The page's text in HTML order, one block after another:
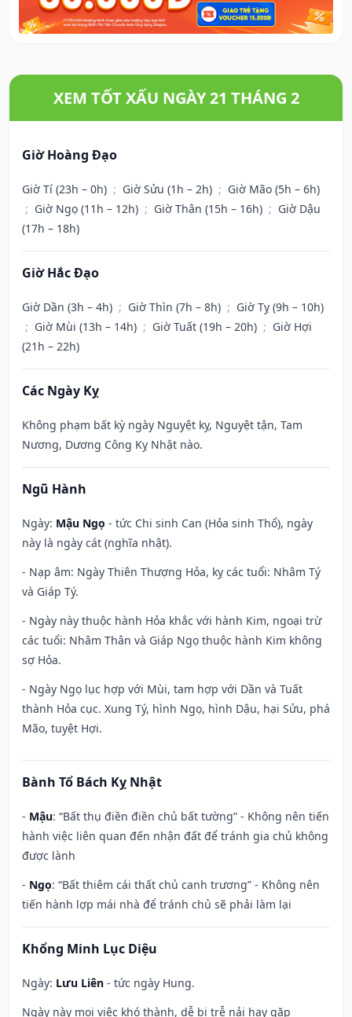
XEM TỐT XẤU NGÀY 21 THÁNG 2
Giờ Hoàng Đạo
Giờ Tí (23h – 0h) ; Giờ Sửu (1h – 2h) ; Giờ Mão (5h – 6h)
; Giờ Ngọ (11h – 12h) ; Giờ Thân (15h – 16h) ; Giờ Dậu
(17h – 18h)
Giờ Hắc Đạo
Giờ Dần (3h – 4h) ; Giờ Thìn (7h – 8h) ; Giờ Tỵ (9h – 10h)
; Giờ Mùi (13h – 14h) ; Giờ Tuất (19h – 20h) ; Giờ Hợi
(21h – 22h)
Các Ngày Kỵ
Không phạm bất kỳ ngày Nguyệt kỵ, Nguyệt tận, Tam
Nương, Dương Công Kỵ Nhật nào.
Ngũ Hành
Ngày: Mậu Ngọ - tức Chi sinh Can (Hỏa sinh Thổ), ngày
này là ngày cát (nghĩa nhật).
- Nạp âm: Ngày Thiên Thượng Hỏa, kỵ các tuổi: Nhâm Tý
và Giáp Tý.
- Ngày này thuộc hành Hỏa khắc với hành Kim, ngoại trừ
các tuổi: Nhâm Thân và Giáp Ngọ thuộc hành Kim không
sợ Hỏa.
- Ngày Ngọ lục hợp với Mùi, tam hợp với Dần và Tuất
thành Hỏa cục. Xung Tý, hình Ngọ, hình Dậu, hại Sửu, phá
Mão, tuyệt Hợi.
Bành Tổ Bách Kỵ Nhật
- Mậu: “Bất thụ điền điền chủ bất tường” - Không nên tiến
hành việc liên quan đến nhận đất để tránh gia chủ không
được lành
- Ngọ: “Bất thiêm cái thất chủ canh trương” - Không nên
tiến hành lợp mái nhà để tránh chủ sẽ phải làm lại
Khổng Minh Lục Diệu
Ngày: Lưu Liên - tức ngày Hung.
Ngày này mọi việc khó thành, dễ bị trễ nải hay gặp